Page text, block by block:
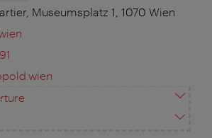
Museumsplatz 1, 1070 Wien